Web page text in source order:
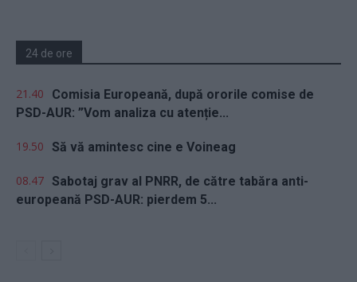
24 de ore
21.40
Comisia Europeană, după ororile comise de
PSD-AUR: ”Vom analiza cu atenție...
19.50 Să vă amintesc cine e Voineag
08.47 Sabotaj grav al PNRR, de către tabăra anti-
europeană PSD-AUR: pierdem 5...